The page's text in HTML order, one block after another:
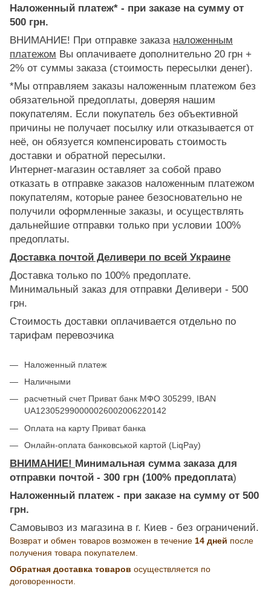
Наложенный платеж* - при заказе на сумму от
500 грн.
ВНИМАНИЕ! При отправке заказа наложенным
платежом Вы оплачиваете дополнительно 20 грн +
2% от суммы заказа (стоимость пересылки денег).
*Мы отправляем заказы наложенным платежом без
обязательной предоплаты, доверяя нашим
покупателям. Если покупатель без объективной
причины не получает посылку или отказывается от
неё, он обязуется компенсировать стоимость
доставки и обратной пересылки.
Интернет-магазин оставляет за собой право
отказать в отправке заказов наложенным платежом
покупателям, которые ранее безосновательно не
получили оформленные заказы, и осуществлять
дальнейшие отправки только при условии 100%
предоплаты.
Доставка почтой Деливери по всей Украине
Доставка только по 100% предоплате.
Минимальный заказ для отправки Деливери - 500
грн.
Стоимость доставки оплачивается отдельно по
тарифам перевозчика
Наложенный платеж
Наличными
расчетный счет Приват банк МФО 305299, IBAN
UA123052990000026002006220142
Оплата на карту Приват банка
Онлайн-оплата банковськой картой (LiqPay)
ВНИМАНИЕ! Минимальная сумма заказа для
отправки почтой - 300 грн (100% предоплата)
Наложенный платеж - при заказе на сумму от 500
грн.
Самовывоз из магазина в г. Киев - без ограничений.
Возврат и обмен товаров возможен в течение 14 дней после
получения товара покупателем.
Обратная доставка товаров осуществляется по
договоренности.